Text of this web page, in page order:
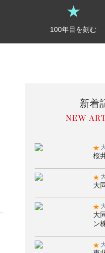
100年目を刻む
新着
桜
大
大
ン